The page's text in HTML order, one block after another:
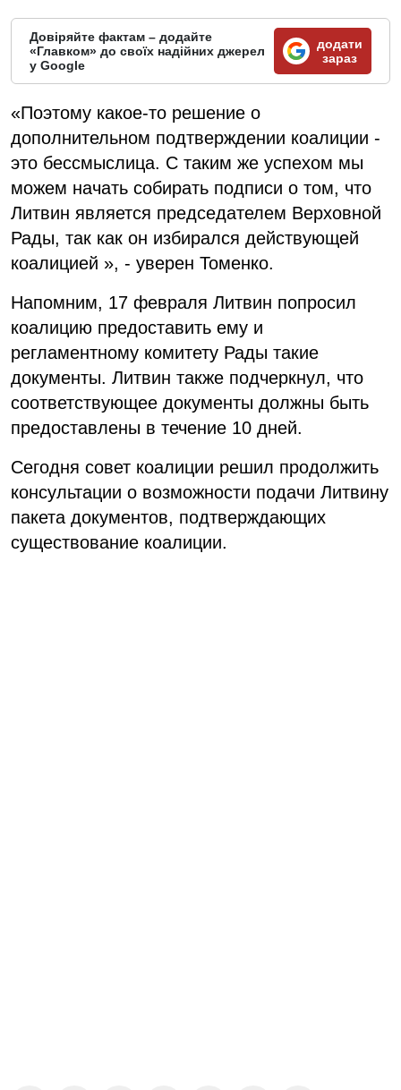
Довіряйте фактам – додайте
«Главком» до своїх надійних джерел
у Google
додати
зараз
«Поэтому какое-то решение о
дополнительном подтверждении коалиции -
это бессмыслица. С таким же успехом мы
можем начать собирать подписи о том, что
Литвин является председателем Верховной
Рады, так как он избирался действующей
коалицией », - уверен Томенко.
Напомним, 17 февраля Литвин попросил
коалицию предоставить ему и
регламентному комитету Рады такие
документы. Литвин также подчеркнул, что
соответствующее документы должны быть
предоставлены в течение 10 дней.
Сегодня совет коалиции решил продолжить
консультации о возможности подачи Литвину
пакета документов, подтверждающих
существование коалиции.